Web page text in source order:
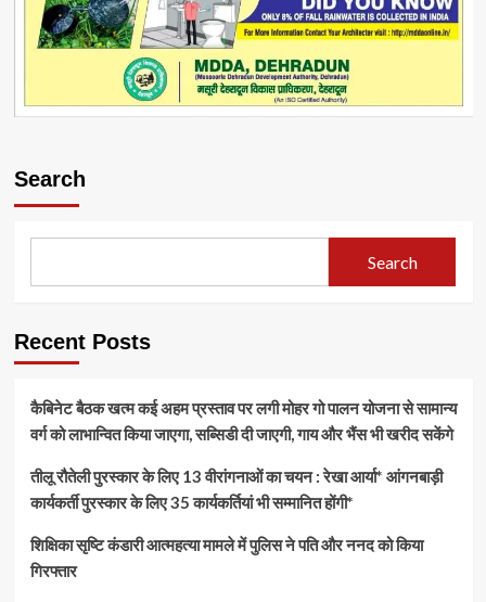
Search
Search
Recent Posts
कैबिनेट बैठक खत्म कई अहम प्रस्ताव पर लगी मोहर गो पालन योजना से सामान्य
वर्ग को लाभान्वित किया जाएगा, सब्सिडी दी जाएगी, गाय और भैंस भी खरीद सकेंगे
तीलू रौतेली पुरस्कार के लिए 13 वीरांगनाओं का चयन : रेखा आर्या* आंगनबाड़ी
कार्यकर्ती पुरस्कार के लिए 35 कार्यकर्तियां भी सम्मानित होंगी*
शिक्षिका सृष्टि कंडारी आत्महत्या मामले में पुलिस ने पति और ननद को किया
गिरफ्तार